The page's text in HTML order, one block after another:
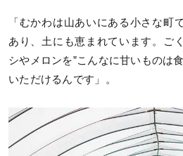
「むかわは山あいにある小さな町
あり、土にも恵まれています。ご
シやメロンを”こんなに甘いものは
いただけるんです」。